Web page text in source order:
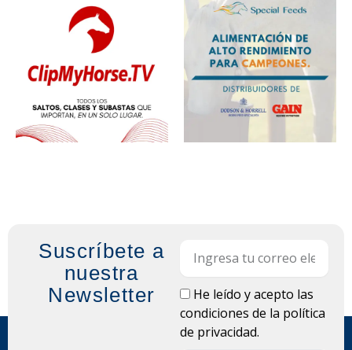
Suscríbete a
nuestra
Newsletter
LOPDHe leído y acepto las
condiciones de la política
de privacidad.